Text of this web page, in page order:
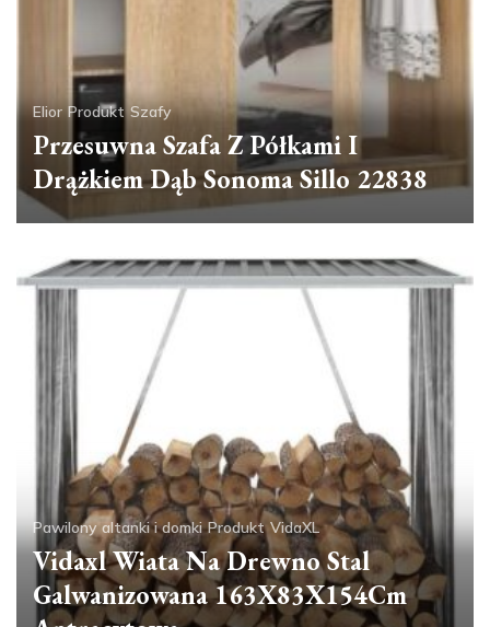
Elior Produkt Szafy
Przesuwna Szafa Z Półkami I
Drążkiem Dąb Sonoma Sillo 22838
Pawilony altanki i domki Produkt VidaXL
Vidaxl Wiata Na Drewno Stal
Galwanizowana 163X83X154Cm